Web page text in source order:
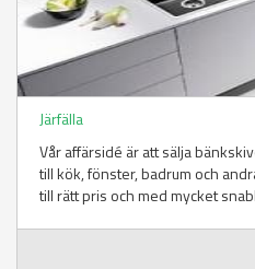
Järfälla
Vår affärsidé är att sälja
till kök, fönster, badrum och
till rätt pris och med mycket